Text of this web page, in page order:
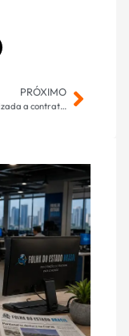
PRÓXIMO
ANS é autorizada a contratar por tempo determinado candidatos do CNU